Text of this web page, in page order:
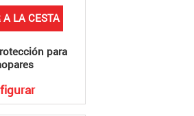
A LA CESTA
para